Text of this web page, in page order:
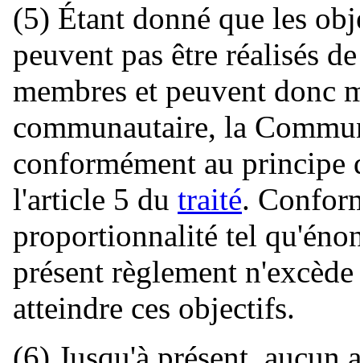
(5) Étant donné que les
peuvent pas être réalisés
membres et peuvent donc
communautaire, la
conformément au principe
l'article 5 du traité.
proportionnalité tel
présent règlement
atteindre ces objectifs.